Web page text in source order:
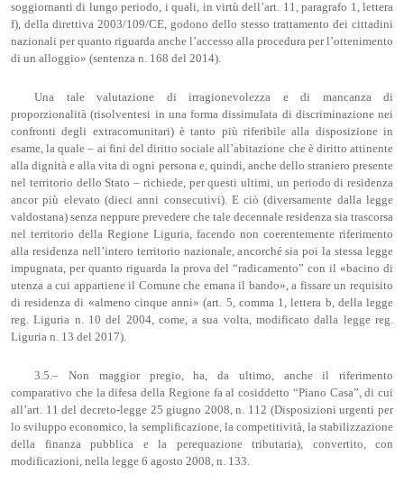
soggiornanti di lungo periodo, i quali, in virtù dell’art. 11, paragrafo 1, lettera
f), della direttiva 2003/109/CE, godono dello stesso trattamento dei cittadini
nazionali per quanto riguarda anche l’accesso alla procedura per l’ottenimento
di un alloggio» (sentenza n. 168 del 2014).
Una tale valutazione di irragionevolezza e di mancanza di
proporzionalità (risolventesi in una forma dissimulata di discriminazione nei
confronti degli extracomunitari) è tanto più riferibile alla disposizione in
esame, la quale – ai fini del diritto sociale all’abitazione che è diritto attinente
alla dignità e alla vita di ogni persona e, quindi, anche dello straniero presente
nel territorio dello Stato – richiede, per questi ultimi, un periodo di residenza
ancor più elevato (dieci anni consecutivi). E ciò (diversamente dalla legge
valdostana) senza neppure prevedere che tale decennale residenza sia trascorsa
nel territorio della Regione Liguria, facendo non coerentemente riferimento
alla residenza nell’intero territorio nazionale, ancorché sia poi la stessa legge
impugnata, per quanto riguarda la prova del “radicamento” con il «bacino di
utenza a cui appartiene il Comune che emana il bando», a fissare un requisito
di residenza di «almeno cinque anni» (art. 5, comma 1, lettera b, della legge
reg. Liguria n. 10 del 2004, come, a sua volta, modificato dalla legge reg.
Liguria n. 13 del 2017).
3.5.– Non maggior pregio, ha, da ultimo, anche il riferimento
comparativo che la difesa della Regione fa al cosiddetto “Piano Casa”, di cui
all’art. 11 del decreto-legge 25 giugno 2008, n. 112 (Disposizioni urgenti per
lo sviluppo economico, la semplificazione, la competitività, la stabilizzazione
della finanza pubblica e la perequazione tributaria), convertito, con
modificazioni, nella legge 6 agosto 2008, n. 133.